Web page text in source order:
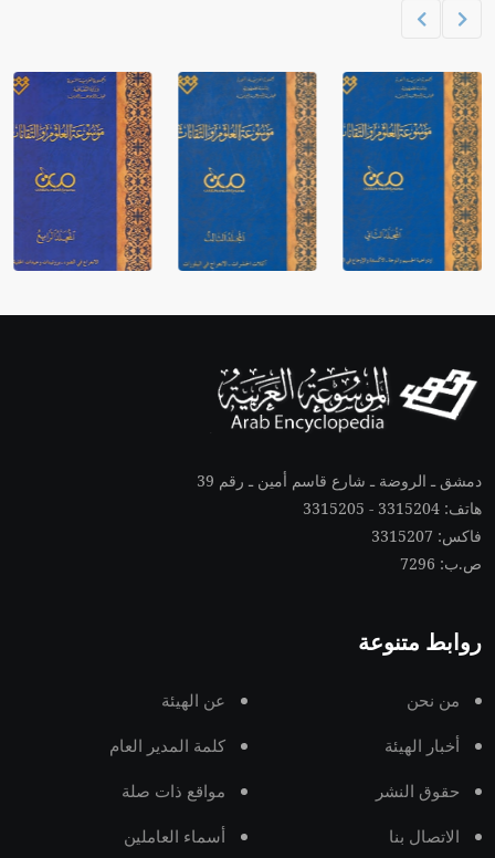
دمشق ـ الروضة ـ شارع قاسم أمين ـ رقم 39
هاتف: 3315204 - 3315205
فاكس: 3315207
ص.ب: 7296
روابط متنوعة
من نحن عن الهيئة
أخبار الهيئة كلمة المدير العام
حقوق النشر مواقع ذات صلة
الاتصال بنا أسماء العاملين